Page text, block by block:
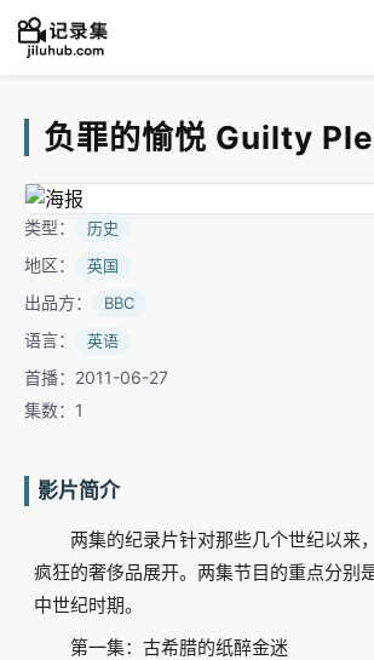
负罪的愉悦 Guilty
类型： 历史
地区： 英国
出品方： BBC
语言： 英语
首播：2011-06-27
集数：1
影片简介
两集的纪录片针对那些几个世纪以来
疯狂的奢侈品展开。两集节目的重点分别
中世纪时期。
第一集：古希腊的纸醉金迷